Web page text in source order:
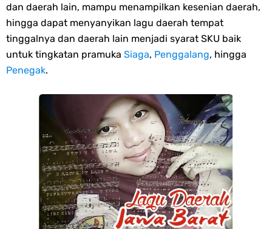
dan daerah lain, mampu menampilkan kesenian daerah,
hingga dapat menyanyikan lagu daerah tempat
tinggalnya dan daerah lain menjadi syarat SKU baik
untuk tingkatan pramuka Siaga, Penggalang, hingga
Penegak.